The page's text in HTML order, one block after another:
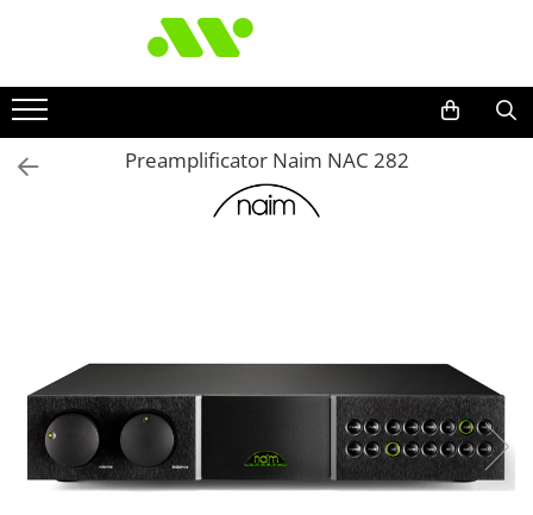
Preamplificator Naim NAC 282